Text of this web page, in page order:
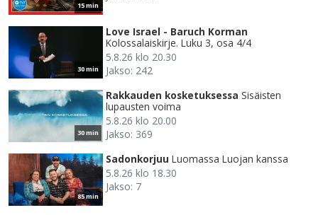
15 min
30 min
Love Israel - Baruch Korman
Kolossalaiskirje. Luku 3, osa 4/4
5.8.26 klo 20.30
Jakso: 242
30 min
Rakkauden kosketuksessa Sisäisten
lupausten voima
5.8.26 klo 20.00
Jakso: 369
85 min
Sadonkorjuu Luomassa Luojan kanssa
5.8.26 klo 18.30
Jakso: 7